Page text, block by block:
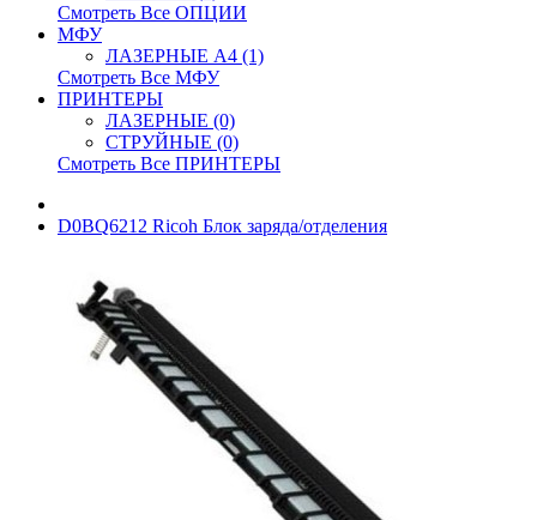
Смотреть Все ОПЦИИ
МФУ
ЛАЗЕРНЫЕ A4 (1)
Смотреть Все МФУ
ПРИНТЕРЫ
ЛАЗЕРНЫЕ (0)
СТРУЙНЫЕ (0)
Смотреть Все ПРИНТЕРЫ
D0BQ6212 Ricoh Блок заряда/отделения